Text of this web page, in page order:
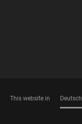
This website in Deutsch